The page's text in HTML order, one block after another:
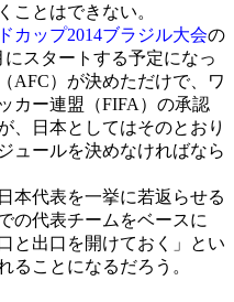
ことはできない。
カップ2014ブラジル大会の
スタートする予定になっ
AFC）が決めただけで、ワ
カー連盟（FIFA）の承認
、日本としてはそのとおり
ュールを決めなければなら
本代表を一挙に若返らせる
の代表チームをベースに
と出口を開けておく」とい
ることになるだろう。